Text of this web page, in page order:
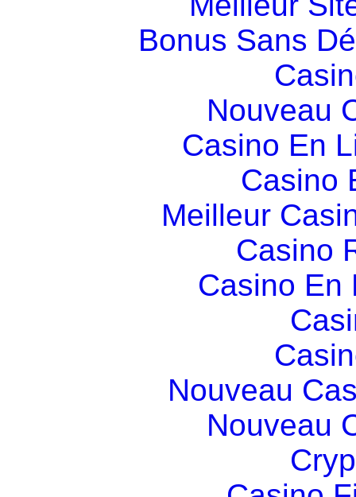
Bonus Sans
Nouveau
Casino En
Casino
Meilleur
Casino
Casino En
Nouveau
Nouveau